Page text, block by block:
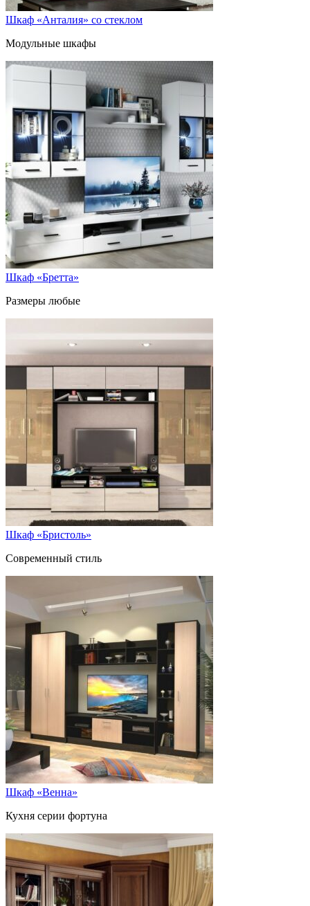
Шкаф «Анталия» со стеклом
Модульные шкафы
Шкаф «Бретта»
Размеры любые
Шкаф «Бристоль»
Современный стиль
Шкаф «Венна»
Кухня серии фортуна